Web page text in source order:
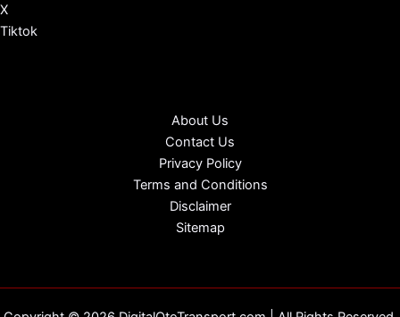
X
Tiktok
About Us
Contact Us
Privacy Policy
Terms and Conditions
Disclaimer
Sitemap